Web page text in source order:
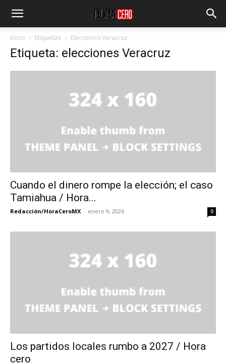
Inicio Etiquetas Elecciones Veracruz
Etiqueta: elecciones Veracruz
Cuando el dinero rompe la elección; el caso
Tamiahua / Hora...
Redacción/HoraCeroMX - enero 9, 2026 0
Los partidos locales rumbo a 2027 / Hora
cero